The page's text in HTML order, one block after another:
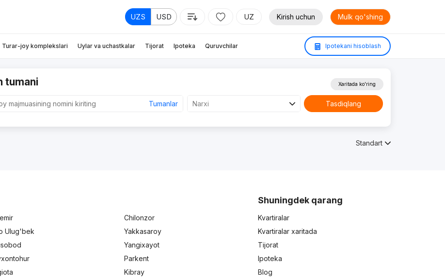
UZS USD UZ Kirish uchun Mulk qo'shing
Turar-joy komplekslari Uylar va uchastkalar Tijorat Ipoteka Quruvchilar Ipotekani hisoblash
tumani
Tumanlar Narxi
Xaritada ko'ring
Tasdiqlang
Standart
Chilonzor
Ulug'bek
Yakkasaroy
Yangixayot
Parkent
Kibray
Shuningdek qarang
Kvartiralar
Kvartiralar xaritada
Tijorat
Ipoteka
Blog